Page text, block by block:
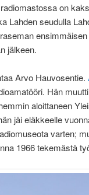
on
Lahden seudulla
jälkeen.
Arvo Hauvosentie.
Hän
aloittaneen
jäi eläkkeelle
varten;
1966 tekemästä